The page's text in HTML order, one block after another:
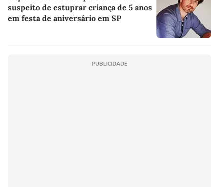
suspeito de estuprar criança de 5 anos
em festa de aniversário em SP
PUBLICIDADE